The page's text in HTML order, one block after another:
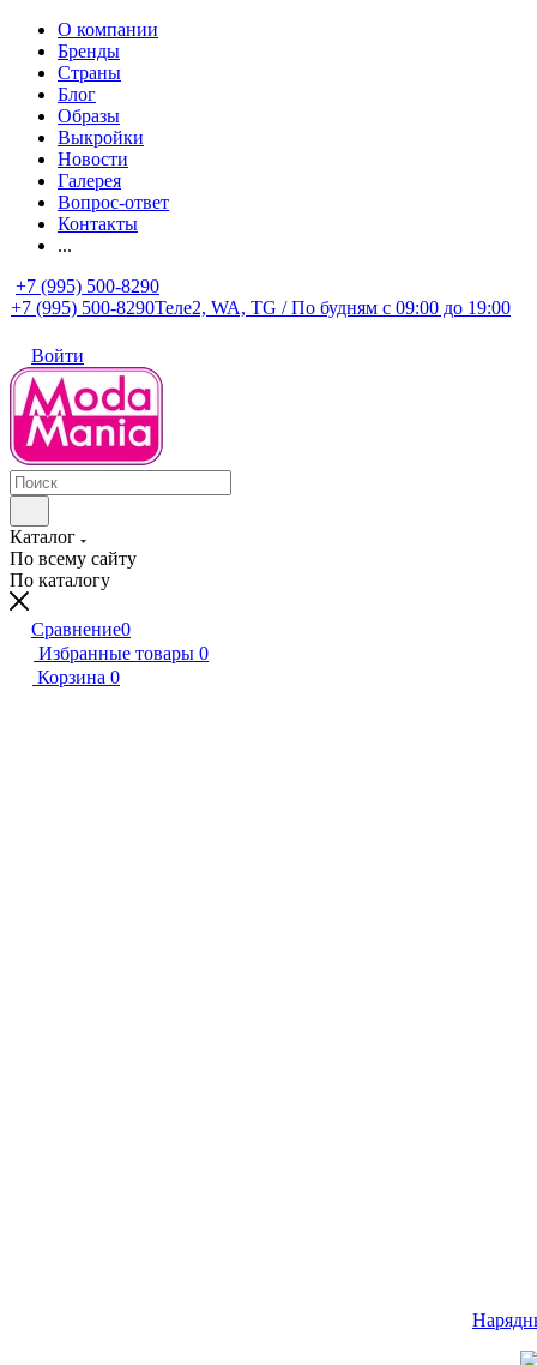
О компании
Бренды
Страны
Блог
Образы
Выкройки
Новости
Галерея
Вопрос-ответ
Контакты
...
+7 (995) 500-8290
+7 (995) 500-8290Теле2, WA, TG / По будням c 09:00 до 19:00
Войти
Каталог
По всему сайту
По каталогу
Сравнение0
Избранные товары 0
Корзина 0